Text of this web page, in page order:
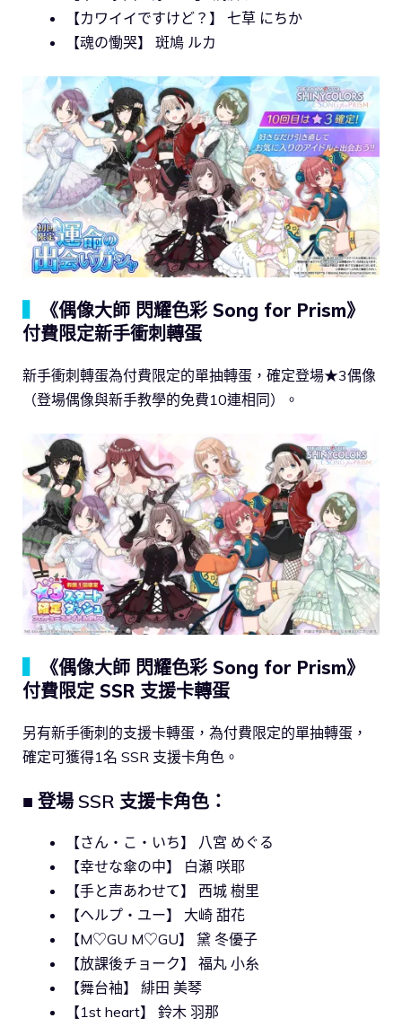
【カワイイですけど？】 七草 にちか
【魂の慟哭】 斑鳩 ルカ
《偶像大師 閃耀色彩 Song for Prism》
付費限定新手衝刺轉蛋
新手衝刺轉蛋為付費限定的單抽轉蛋，確定登場★3偶像
（登場偶像與新手教學的免費10連相同）。
《偶像大師 閃耀色彩 Song for Prism》
付費限定 SSR 支援卡轉蛋
另有新手衝刺的支援卡轉蛋，為付費限定的單抽轉蛋，
確定可獲得1名 SSR 支援卡角色。
■ 登場 SSR 支援卡角色：
【さん・こ・いち】 八宮 めぐる
【幸せな傘の中】 白瀬 咲耶
【手と声あわせて】 西城 樹里
【ヘルプ・ユー】 大崎 甜花
【M♡GU M♡GU】 黛 冬優子
【放課後チョーク】 福丸 小糸
【舞台袖】 緋田 美琴
【1st heart】 鈴木 羽那